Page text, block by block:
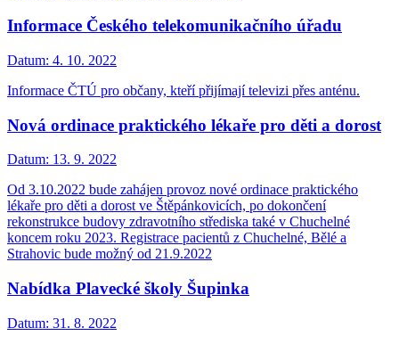
Informace Českého telekomunikačního úřadu
Datum: 4. 10. 2022
Informace ČTÚ pro občany, kteří přijímají televizi přes anténu.
Nová ordinace praktického lékaře pro děti a dorost
Datum: 13. 9. 2022
Od 3.10.2022 bude zahájen provoz nové ordinace praktického
lékaře pro děti a dorost ve Štěpánkovicích, po dokončení
rekonstrukce budovy zdravotního střediska také v Chuchelné
koncem roku 2023. Registrace pacientů z Chuchelné, Bělé a
Strahovic bude možný od 21.9.2022
Nabídka Plavecké školy Šupinka
Datum: 31. 8. 2022